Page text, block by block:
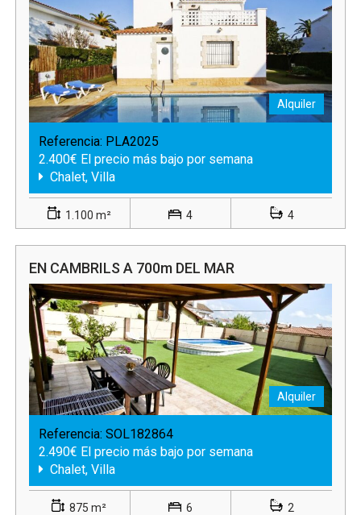
Alquiler
Referencia: PLA2025
2.400€ El precio más bajo por semana
Chalet, Villa
1.100 m² 4 4
EN CAMBRILS A 700m DEL MAR
Alquiler
Referencia: SOL182864
2.490€ El precio más bajo por semana
Chalet, Villa
875 m² 6 2